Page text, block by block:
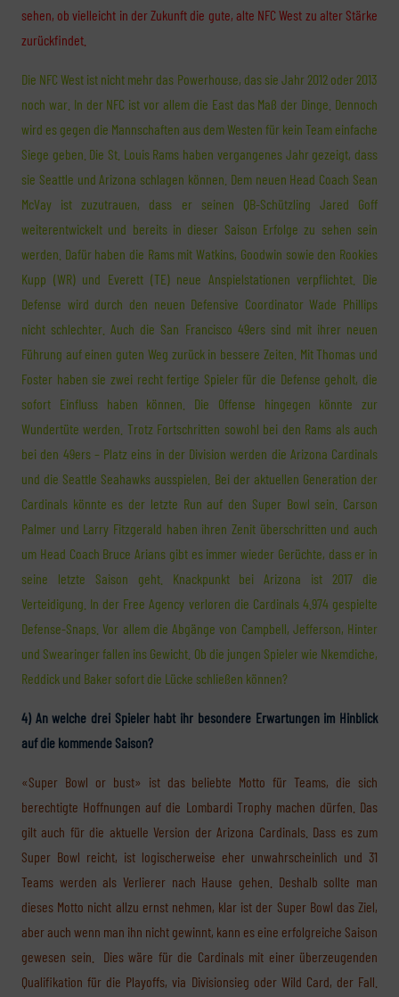
sehen, ob vielleicht in der Zukunft die gute, alte NFC West zu alter Stärke
zurückfindet.
Die NFC West ist nicht mehr das Powerhouse, das sie Jahr 2012 oder 2013
noch war. In der NFC ist vor allem die East das Maß der Dinge. Dennoch
wird es gegen die Mannschaften aus dem Westen für kein Team einfache
Siege geben. Die St. Louis Rams haben vergangenes Jahr gezeigt, dass
sie Seattle und Arizona schlagen können. Dem neuen Head Coach Sean
McVay ist zuzutrauen, dass er seinen QB-Schützling Jared Goff
weiterentwickelt und bereits in dieser Saison Erfolge zu sehen sein
werden. Dafür haben die Rams mit Watkins, Goodwin sowie den Rookies
Kupp (WR) und Everett (TE) neue Anspielstationen verpflichtet. Die
Defense wird durch den neuen Defensive Coordinator Wade Phillips
nicht schlechter. Auch die San Francisco 49ers sind mit ihrer neuen
Führung auf einen guten Weg zurück in bessere Zeiten. Mit Thomas und
Foster haben sie zwei recht fertige Spieler für die Defense geholt, die
sofort Einfluss haben können. Die Offense hingegen könnte zur
Wundertüte werden. Trotz Fortschritten sowohl bei den Rams als auch
bei den 49ers – Platz eins in der Division werden die Arizona Cardinals
und die Seattle Seahawks ausspielen. Bei der aktuellen Generation der
Cardinals könnte es der letzte Run auf den Super Bowl sein. Carson
Palmer und Larry Fitzgerald haben ihren Zenit überschritten und auch
um Head Coach Bruce Arians gibt es immer wieder Gerüchte, dass er in
seine letzte Saison geht. Knackpunkt bei Arizona ist 2017 die
Verteidigung. In der Free Agency verloren die Cardinals 4.974 gespielte
Defense-Snaps. Vor allem die Abgänge von Campbell, Jefferson, Hinter
und Swearinger fallen ins Gewicht. Ob die jungen Spieler wie Nkemdiche,
Reddick und Baker sofort die Lücke schließen können?
4) An welche drei Spieler habt ihr besondere Erwartungen im Hinblick
auf die kommende Saison?
«Super Bowl or bust» ist das beliebte Motto für Teams, die sich
berechtigte Hoffnungen auf die Lombardi Trophy machen dürfen. Das
gilt auch für die aktuelle Version der Arizona Cardinals. Dass es zum
Super Bowl reicht, ist logischerweise eher unwahrscheinlich und 31
Teams werden als Verlierer nach Hause gehen. Deshalb sollte man
dieses Motto nicht allzu ernst nehmen, klar ist der Super Bowl das Ziel,
aber auch wenn man ihn nicht gewinnt, kann es eine erfolgreiche Saison
gewesen sein. Dies wäre für die Cardinals mit einer überzeugenden
Qualifikation für die Playoffs, via Divisionsieg oder Wild Card, der Fall.